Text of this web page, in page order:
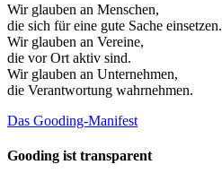
Wir glauben an Menschen,
die sich für eine gute Sache einsetzen.
Wir glauben an Vereine,
die vor Ort aktiv sind.
Wir glauben an Unternehmen,
die Verantwortung wahrnehmen.
Das Gooding-Manifest
Gooding ist transparent